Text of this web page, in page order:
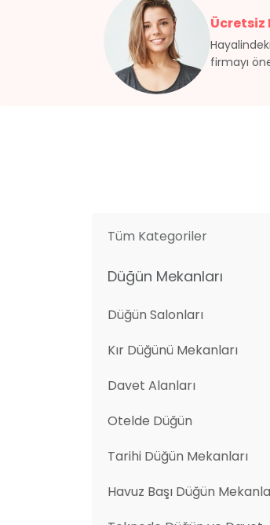
Ücretsiz
firmayı
Tüm Kategoriler
Düğün Mekanları
Düğün Salonları
Kır Düğünü Mekanları
Davet Alanları
Otelde Düğün
Tarihi Düğün Mekanları
Havuz Başı Düğün